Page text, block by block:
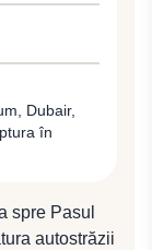
Dubair,
în
spre Pasul
autostrăzii